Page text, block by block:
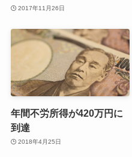
2017年11月26日
年間不労所得が420万円に
到達
2018年4月25日